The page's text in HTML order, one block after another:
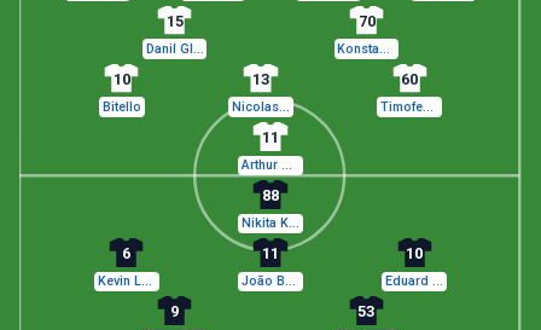
70
Konstantin Tyukavin
15
Danil Glebov
60
Timofey Marinkin
13
Nicolas Moumie Ngamaleu
10
Bitello
11
Arthur Gomes
9 53
6
Kevin Lenini
11
João Batxi
10
Eduard Spertsyan
88
Nikita Krivtsov